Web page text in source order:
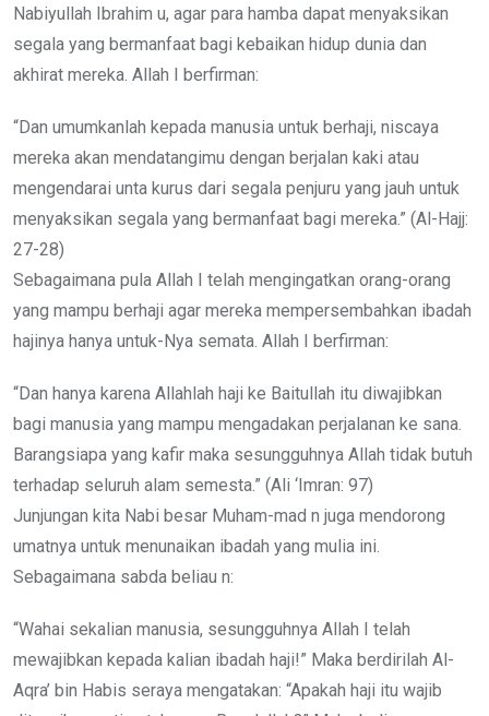
Nabiyullah Ibrahim u, agar para hamba dapat menyaksikan
segala yang bermanfaat bagi kebaikan hidup dunia dan
akhirat mereka. Allah I berfirman:
“Dan umumkanlah kepada manusia untuk berhaji, niscaya
mereka akan mendatangimu dengan berjalan kaki atau
mengendarai unta kurus dari segala penjuru yang jauh untuk
menyaksikan segala yang bermanfaat bagi mereka.” (Al-Hajj:
27-28)
Sebagaimana pula Allah I telah mengingatkan orang-orang
yang mampu berhaji agar mereka mempersembahkan ibadah
hajinya hanya untuk-Nya semata. Allah I berfirman:
“Dan hanya karena Allahlah haji ke Baitullah itu diwajibkan
bagi manusia yang mampu mengadakan perjalanan ke sana.
Barangsiapa yang kafir maka sesungguhnya Allah tidak butuh
terhadap seluruh alam semesta.” (Ali ‘Imran: 97)
Junjungan kita Nabi besar Muham-mad n juga mendorong
umatnya untuk menunaikan ibadah yang mulia ini.
Sebagaimana sabda beliau n:
“Wahai sekalian manusia, sesungguhnya Allah I telah
mewajibkan kepada kalian ibadah haji!” Maka berdirilah Al-
Aqra’ bin Habis seraya mengatakan: “Apakah haji itu wajib